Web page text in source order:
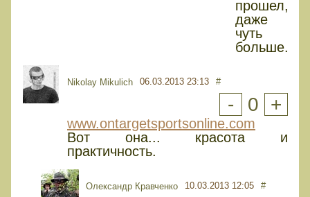
прошел,
даже
чуть
больше.
Nikolay Mikulich 06.03.2013 23:13 #
- 0 +
www.ontargetsportsonline.com
Вот она... красота и
практичность.
Олександр Кравченко 10.03.2013 12:05 #